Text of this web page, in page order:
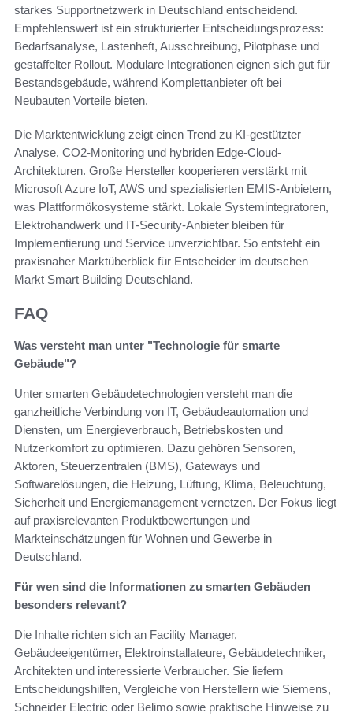
starkes Supportnetzwerk in Deutschland entscheidend.
Empfehlenswert ist ein strukturierter Entscheidungsprozess:
Bedarfsanalyse, Lastenheft, Ausschreibung, Pilotphase und
gestaffelter Rollout. Modulare Integrationen eignen sich gut für
Bestandsgebäude, während Komplettanbieter oft bei
Neubauten Vorteile bieten.
Die Marktentwicklung zeigt einen Trend zu KI-gestützter
Analyse, CO2-Monitoring und hybriden Edge-Cloud-
Architekturen. Große Hersteller kooperieren verstärkt mit
Microsoft Azure IoT, AWS und spezialisierten EMIS-Anbietern,
was Plattformökosysteme stärkt. Lokale Systemintegratoren,
Elektrohandwerk und IT-Security-Anbieter bleiben für
Implementierung und Service unverzichtbar. So entsteht ein
praxisnaher Marktüberblick für Entscheider im deutschen
Markt Smart Building Deutschland.
FAQ
Was versteht man unter "Technologie für smarte
Gebäude"?
Unter smarten Gebäudetechnologien versteht man die
ganzheitliche Verbindung von IT, Gebäudeautomation und
Diensten, um Energieverbrauch, Betriebskosten und
Nutzerkomfort zu optimieren. Dazu gehören Sensoren,
Aktoren, Steuerzentralen (BMS), Gateways und
Softwarelösungen, die Heizung, Lüftung, Klima, Beleuchtung,
Sicherheit und Energiemanagement vernetzen. Der Fokus liegt
auf praxisrelevanten Produktbewertungen und
Markteinschätzungen für Wohnen und Gewerbe in
Deutschland.
Für wen sind die Informationen zu smarten Gebäuden
besonders relevant?
Die Inhalte richten sich an Facility Manager,
Gebäudeeigentümer, Elektroinstallateure, Gebäudetechniker,
Architekten und interessierte Verbraucher. Sie liefern
Entscheidungshilfen, Vergleiche von Herstellern wie Siemens,
Schneider Electric oder Belimo sowie praktische Hinweise zu